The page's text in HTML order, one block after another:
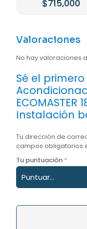
$715,000
Valoraciones
No hay valoraciones
Sé el
ECOMASTER
Instalación
Tu dirección de
campos obligatorios
Tu puntuación *